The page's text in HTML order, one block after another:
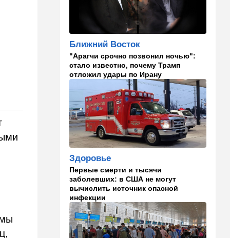
Заложники Сеуты: почему
могут вернуться домой
14:09 Мнения
Несколько минут между
воем сирены и ударом
13:35 В мире
Полное затмение — не для
Израиля: куда ехать за
редким зрелищем 12 августа
12:40 В мире
Этна разбушевалась:
Сицилия закрыла один из
аэропортов. ВИДЕО
12:30 В мире
Российский след? В
Германии предотвратили
Ближний Восток
"Арагчи срочно позвонил ночью":
стало известно, почему Трамп
отложил удары по Ирану
Здоровье
Первые смерти и тысячи
заболевших: в США не могут
вычислить источник опасной
инфекции